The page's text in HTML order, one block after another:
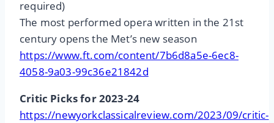
required)
The most performed opera written in the 21st
century opens the Met’s new season
https://www.ft.com/content/7b6d8a5e-6ec8-
4058-9a03-99c36e21842d
Critic Picks for 2023-24
https://newyorkclassicalreview.com/2023/09/critic-